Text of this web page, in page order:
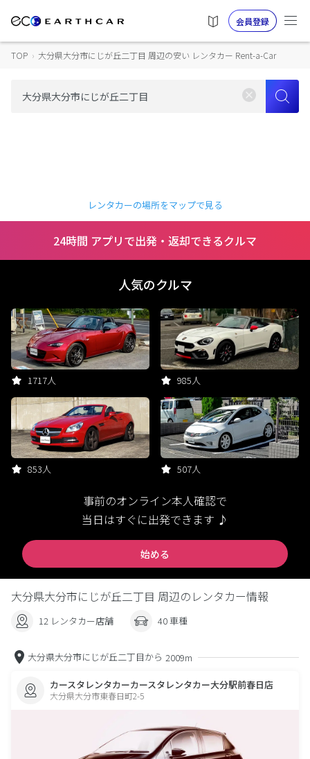
会員登録
TOP › 大分県大分市にじが丘二丁目 周辺の安い レンタカー Rent-a-Car
レンタカーの場所をマップで見る
24時間 アプリで出発・返却できるクルマ
人気のクルマ
1717人 985人
853人 507人
事前のオンライン本人確認で
当日はすぐに出発できます ♪
始める
大分県大分市にじが丘二丁目 周辺のレンタカー情報
12 レンタカー店舗 40 車種
大分県大分市にじが丘二丁目から 2009m
カースタレンタカーカースタレンタカー大分駅前春日店
大分県大分市東春日町2-5